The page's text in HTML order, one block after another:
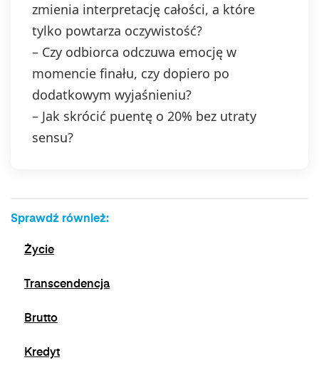
zmienia interpretację całości, a które
tylko powtarza oczywistość?
– Czy odbiorca odczuwa emocję w
momencie finału, czy dopiero po
dodatkowym wyjaśnieniu?
– Jak skrócić puentę o 20% bez utraty
sensu?
Sprawdź również:
Życie
Transcendencja
Brutto
Kredyt